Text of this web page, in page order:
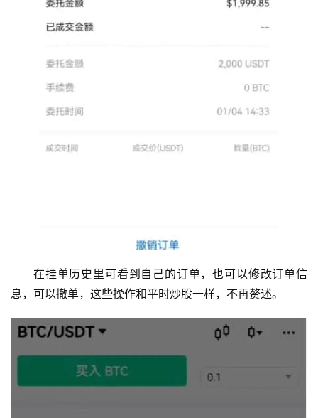
在挂单历史里可看到自己的订单，也可以修改订单信
息，可以撤单，这些操作和平时炒股一样，不再赘述。